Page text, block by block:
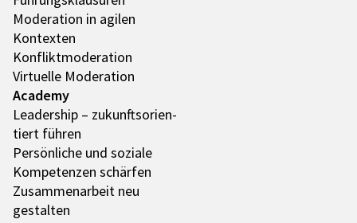
Mode­ra­tion in agilen
Kontex­ten
Konflikt­mo­de­ra­tion
Virtu­elle Mode­ra­tion
Academy
Leader­ship – zukunfts­ori­en­
tiert führen
Persön­li­che und soziale
Kompe­ten­zen schär­fen
Zusam­men­ar­beit neu
gestal­ten